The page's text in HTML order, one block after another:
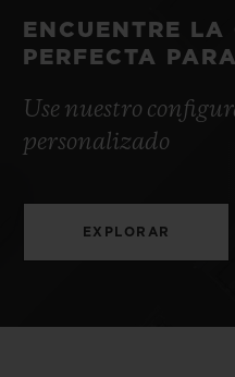
ENCUENTRE LA
PERFECTA
Use nuestro
personalizado
EXPLORAR